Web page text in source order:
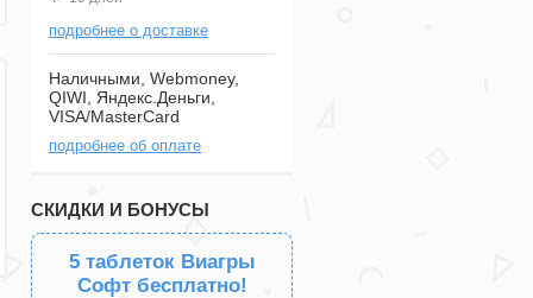
подробнее о доставке
Наличными, Webmoney,
QIWI, Яндекс.Деньги,
VISA/MasterCard
подробнее об оплате
СКИДКИ И БОНУСЫ
5 таблеток Виагры
Софт бесплатно!